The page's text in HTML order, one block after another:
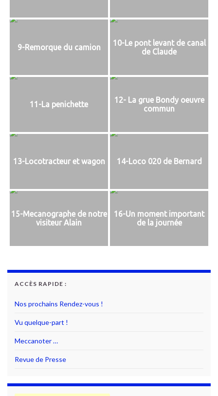
9-Remorque du camion
10-Le pont levant de canal
de Claude
11-La penichette
12- La grue Bondy oeuvre
commun
13-Locotracteur et wagon 14-Loco 020 de Bernard
15-Mecanographe de notre
visiteur Alain
16-Un moment important
de la journée
ACCÈS RAPIDE :
Nos prochains Rendez-vous !
Vu quelque-part !
Meccanoter …
Revue de Presse